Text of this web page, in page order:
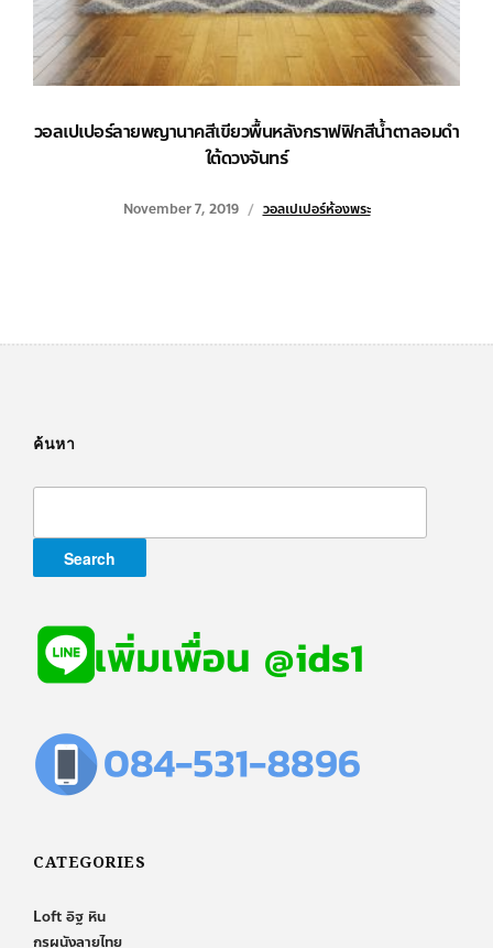
วอลเปเปอร์ลายพญานาคสีเขียวพื้นหลังกราฟฟิกสีน้ำตาลอมดำ
ใต้ดวงจันทร์
November 7, 2019 วอลเปเปอร์ห้องพระ
ค้นหา
CATEGORIES
Loft อิฐ หิน
กรุผนังลายไทย